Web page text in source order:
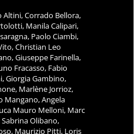
Altini, Corrado Bellora,
Manila Calipari,
Paolo Ciambi,
Christian Leo
Giuseppe Farinella,
Fracasso, Fabio
Giorgia Gambino,
Marlène Jorrioz,
Mangano, Angela
Mauro Melloni, Marc
Olibano,
Maurizio Pitti, Loris